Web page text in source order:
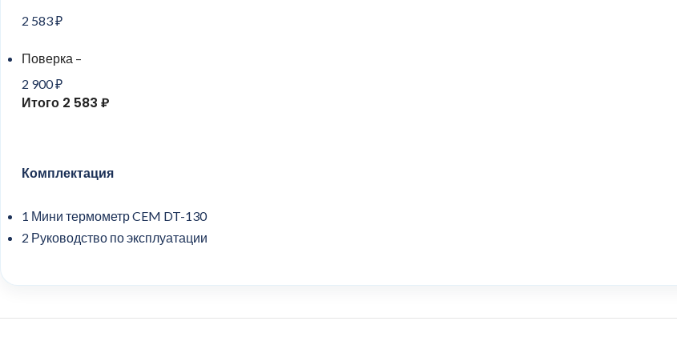
2 583 ₽
Поверка –
2 900 ₽
Итого 2 583 ₽
Комплектация
1 Мини термометр CEM DT-130
2 Руководство по эксплуатации